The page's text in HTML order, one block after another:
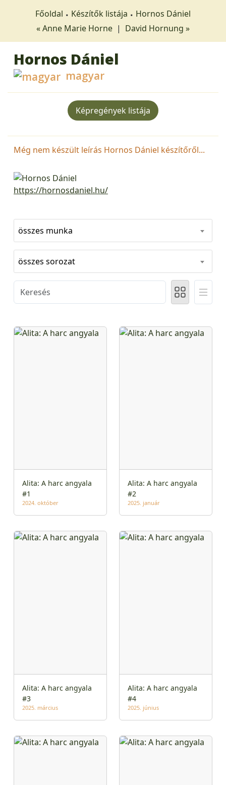
Főoldal Készítők listája
Hornos Dániel
« Anne Marie Horne | David Hornung »
Hornos Dániel
magyar
Képregények listája
Még nem készült leírás Hornos Dániel készítőről...
https://hornosdaniel.hu/
összes munka
összes sorozat
Alita: A harc angyala
#1
2024. október
Alita: A harc angyala
#2
2025. január
Alita: A harc angyala
#3
2025. március
Alita: A harc angyala
#4
2025. június